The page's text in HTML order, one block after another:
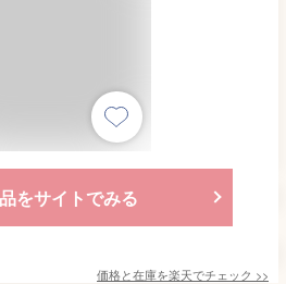
をサイトでみる
価格と在庫を楽天でチェック >>